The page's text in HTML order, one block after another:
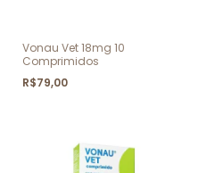
Vonau Vet 18mg 10
Comprimidos
R$79,00